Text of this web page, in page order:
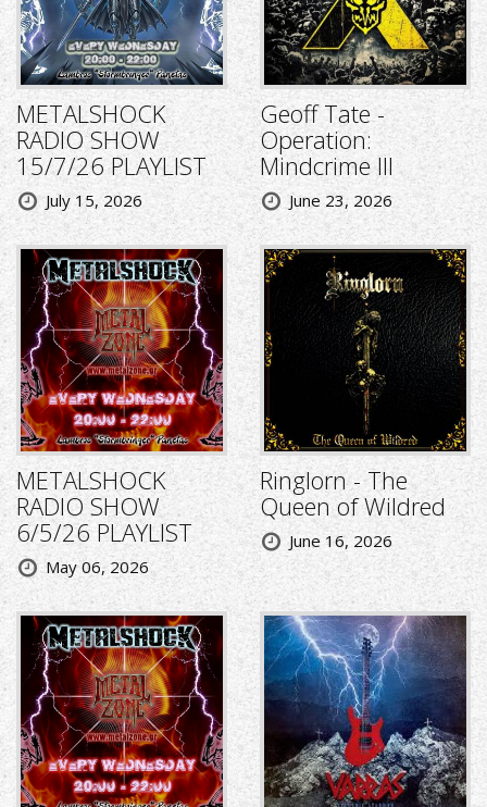
METALSHOCK
RADIO SHOW
15/7/26 PLAYLIST
July 15, 2026
Geoff Tate -
Operation:
Mindcrime III
June 23, 2026
METALSHOCK
RADIO SHOW
6/5/26 PLAYLIST
May 06, 2026
Ringlorn - The
Queen of Wildred
June 16, 2026